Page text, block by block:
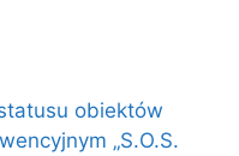
obiektów
„S.O.S.